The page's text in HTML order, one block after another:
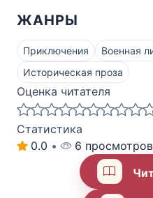
ЖАНРЫ
Приключения Военная
Историческая проза
Оценка читателя
Статистика
0.0 •
6 просмотров